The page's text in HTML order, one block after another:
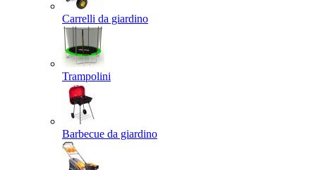
Carrelli da giardino
Trampolini
Barbecue da giardino